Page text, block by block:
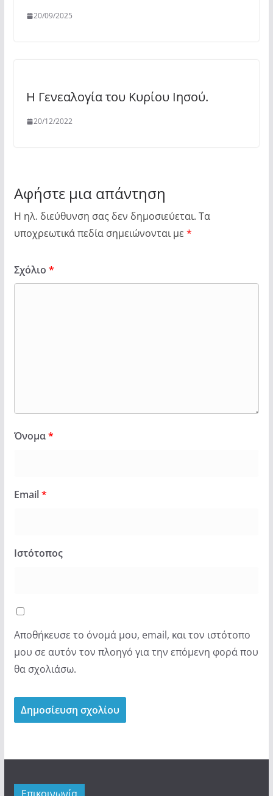
20/09/2025
Η Γενεαλογία του Κυρίου Ιησού.
20/12/2022
Αφήστε μια απάντηση
Η ηλ. διεύθυνση σας δεν δημοσιεύεται. Τα
υποχρεωτικά πεδία σημειώνονται με *
Σχόλιο *
Όνομα*
Email*
Ιστότοπος
Αποθήκευσε το όνομά μου, email, και τον ιστότοπο
μου σε αυτόν τον πλοηγό για την επόμενη φορά που
θα σχολιάσω.